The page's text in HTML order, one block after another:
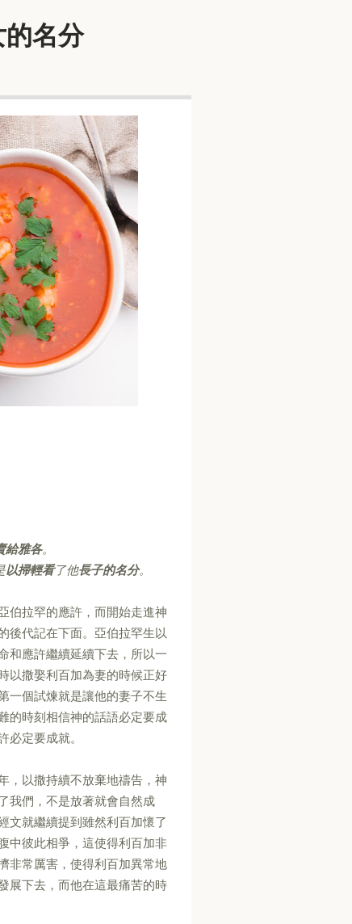
的名分
給雅各。
以掃輕看了他長子的名分。
伯拉罕的應許，而開始走進神
後代記在下面。亞伯拉罕生以
和應許繼續延續下去，所以一
以撒娶利百加為妻的時候正好
一個試煉就是讓他的妻子不生
的時刻相信神的話語必定要成
定要成就。
，以撒持續不放棄地禱告，神
我們，不是放著就會自然成
文就繼續提到雖然利百加懷了
中彼此相爭，這使得利百加非
非常厲害，使得利百加異常地
展下去，而他在這最痛苦的時